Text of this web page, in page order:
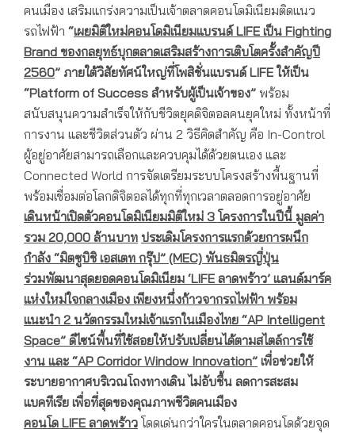
คนเมือง เสริมแกร่งความเป็นเจ้าตลาดคอนโดมิเนียมติดแนว
รถไฟฟ้า “เผยมิติใหม่คอนโดมิเนียมแบรนด์LIFE เป็น Fighting
Brand ของกลยุทธ์บุกตลาดเสริมสร้างการเติบโตครั้งสำคัญปี
2560” ภายใต้วิสัยทัศน์ใหญ่ที่โพสิชั่นแบรนด์LIFE ให้เป็น
“Platform of Success สำหรับผู้เป็นเจ้าของ” พร้อม
สนับสนุนความสำเร็จให้กับชีวิตยุคดิจิตอลคนยุคใหม่ ทั้งหน้าที่
การงาน และชีวิตส่วนตัว ผ่าน 2 วิธีคิดสำคัญ คือ In-Control
ผู้อยู่อาศัยสามารถเลือกและควบคุมได้ด้วยตนเอง และ
Connected World การจัดเตรียมระบบโครงสร้างพื้นฐานที่
พร้อมเชื่อมต่อโลกดิจิตอลได้ทุกที่ทุกเวลาตลอดการอยู่อาศัย
เดินหน้าเปิดตัวคอนโดมิเนียมมิติใหม่ 3 โครงการในปีนี้ มูลค่า
รวม 20,000 ล้านบาท ประเดิมโครงการแรกด้วยการผนึก
กำลัง “มิตซูบิชิ เอสเตท กรุ๊ป” (MEC) พันธมิตรญี่ปุ่น
ร่วมพัฒนาสุดยอดคอนโดมิเนียม ‘LIFE ลาดพร้าว’ แลนด์มาร์ค
แห่งใหม่ใจกลางเมือง เพียงหนึ่งก้าวจากรถไฟฟ้า พร้อม
แนะนำ 2 นวัตกรรมใหม่เจ้าแรกในเมืองไทย “AP Intelligent
Space” ดีไซน์พื้นที่ใช้สอยให้ปรับเปลี่ยนได้ตามสไตล์การใช้
งาน และ “AP Corridor Window Innovation” เพื่อช่วยให้
ระบายอากาศบริเวณโถงทางเดิน ไม่อับชื้น ลดการสะสม
แบคทีเรีย เพื่อที่สุดของคุณภาพชีวิตคนเมือง
คอนโด LIFE ลาดพร้าว โดดเด่นกว่าใครในตลาดคอนโดด้วยจุด